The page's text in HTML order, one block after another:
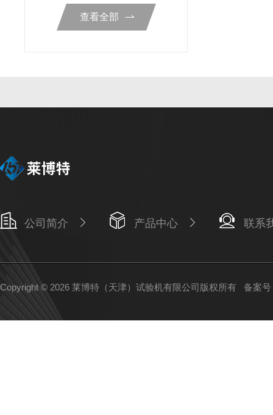
查看全部
公司简介 产品中心 联系
Copyright © 2026 莱博特（天津）试验机有限公司版权所有 备案号